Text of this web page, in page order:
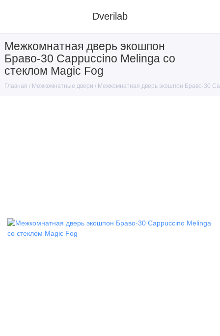
Dverilab
Межкомнатная дверь экошпон
Браво-30 Cappuccino Melinga со
стеклом Magic Fog
Главная Межкомнатные двери Межкомнатная дверь экошпон Браво-30